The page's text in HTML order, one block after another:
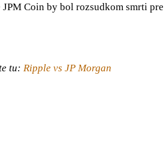
Coin by bol rozsudkom smrti
tu: Ripple vs JP Morgan